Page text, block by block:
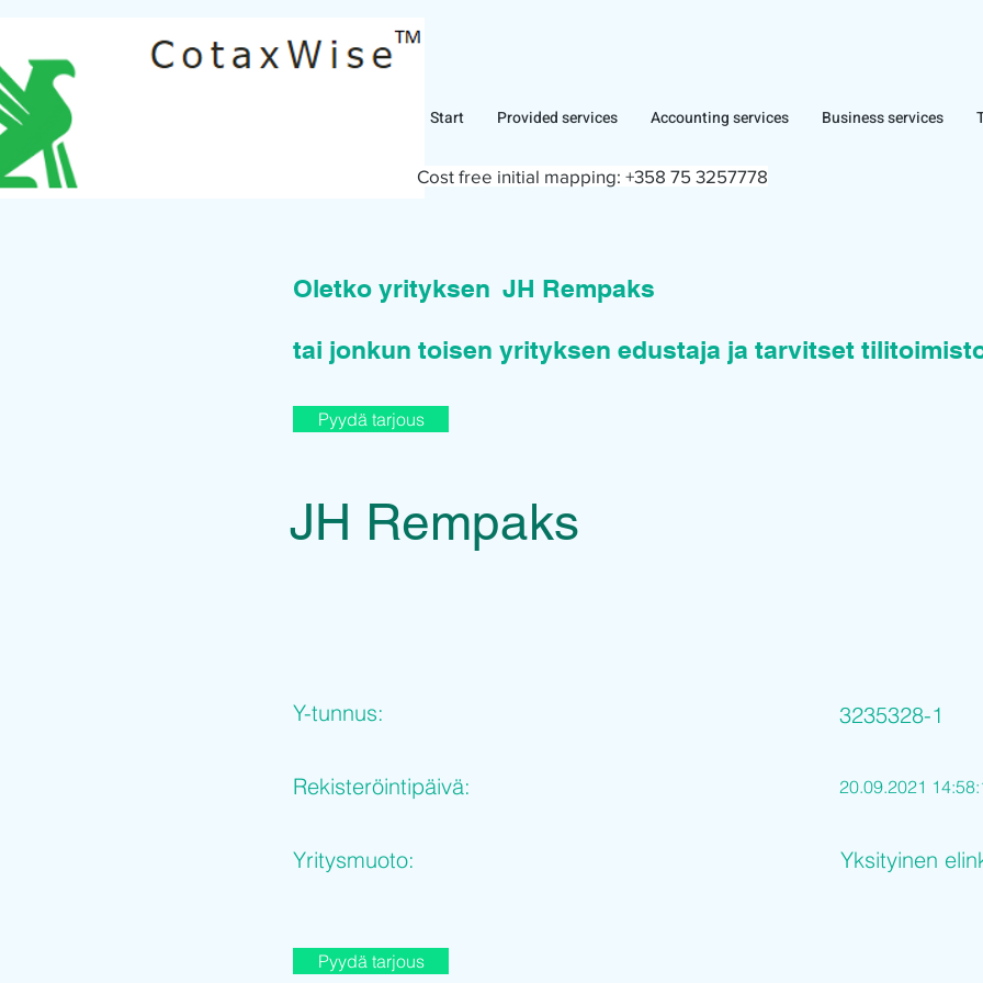
Start Provided services Accounting services Business services
Cost free initial mapping: +358 75 3257778
Oletko yrityksen JH Rempaks
tai jonkun toisen yrityksen edustaja ja tarvitset
Pyydä tarjous
JH Rempaks
Y-tunnus:
Rekisteröintipäivä:
Yritysmuoto:
3235328-1
20.09.2021
Yksityinen
Pyydä tarjous